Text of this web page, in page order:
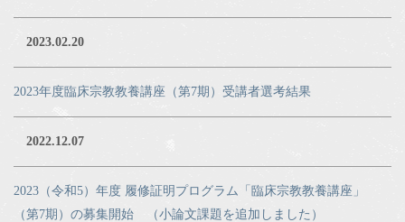
2023.02.20
2023年度臨床宗教教養講座（第7期）受講者選考結果
2022.12.07
2023（令和5）年度 履修証明プログラム「臨床宗教教養講座」
（第7期）の募集開始 （小論文課題を追加しました）